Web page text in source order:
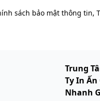
sách bảo mật thông tin,
Trung
Ty In Ấn
Nhanh